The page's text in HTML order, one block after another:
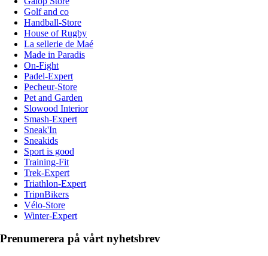
Golf and co
Handball-Store
House of Rugby
La sellerie de Maé
Made in Paradis
On-Fight
Padel-Expert
Pecheur-Store
Pet and Garden
Slowood Interior
Smash-Expert
Sneak'In
Sneakids
Sport is good
Training-Fit
Trek-Expert
Triathlon-Expert
TripnBikers
Vélo-Store
Winter-Expert
Prenumerera på vårt nyhetsbrev